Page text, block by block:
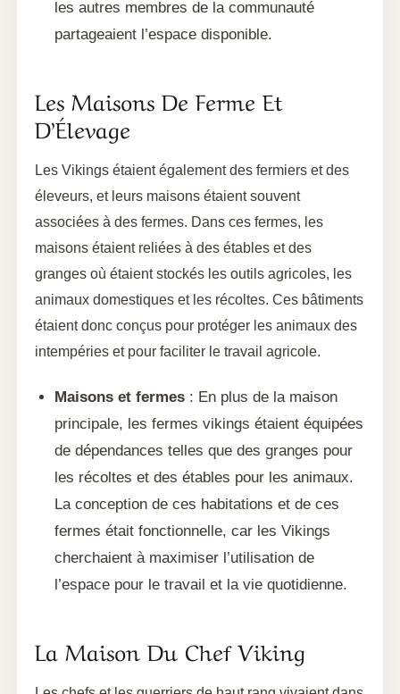
les autres membres de la communauté
partageaient l’espace disponible.
Les Maisons De Ferme Et
D’Élevage
Les Vikings étaient également des fermiers et des
éleveurs, et leurs maisons étaient souvent
associées à des fermes. Dans ces fermes, les
maisons étaient reliées à des étables et des
granges où étaient stockés les outils agricoles, les
animaux domestiques et les récoltes. Ces bâtiments
étaient donc conçus pour protéger les animaux des
intempéries et pour faciliter le travail agricole.
Maisons et fermes : En plus de la maison
principale, les fermes vikings étaient équipées
de dépendances telles que des granges pour
les récoltes et des étables pour les animaux.
La conception de ces habitations et de ces
fermes était fonctionnelle, car les Vikings
cherchaient à maximiser l’utilisation de
l’espace pour le travail et la vie quotidienne.
La Maison Du Chef Viking